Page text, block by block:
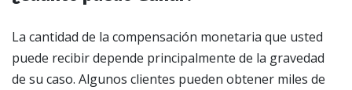
La cantidad de la compensación monetaria que usted
puede recibir depende principalmente de la gravedad
de su caso. Algunos clientes pueden obtener miles de